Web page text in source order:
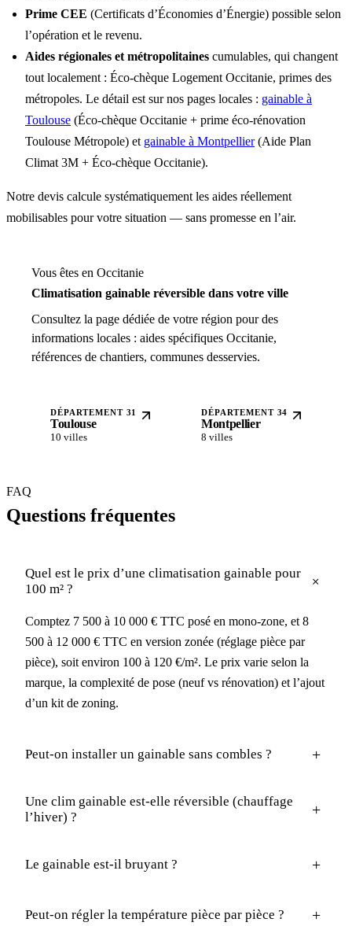
Prime CEE (Certificats d’Économies d’Énergie) possible selon
l’opération et le revenu.
Aides régionales et métropolitaines cumulables, qui changent
tout localement : Éco-chèque Logement Occitanie, primes des
métropoles. Le détail est sur nos pages locales : gainable à
Toulouse (Éco-chèque Occitanie + prime éco-rénovation
Toulouse Métropole) et gainable à Montpellier(Aide Plan
Climat 3M + Éco-chèque Occitanie).
Notre devis calcule systématiquement les aides réellement
mobilisables pour votre situation — sans promesse en l’air.
Vous êtes en Occitanie
Climatisation gainable réversible dans votre ville
Consultez la page dédiée de votre région pour des
informations locales : aides spécifiques Occitanie,
références de chantiers, communes desservies.
DÉPARTEMENT 31
Toulouse
10 villes
DÉPARTEMENT 34
Montpellier
8 villes
FAQ
Questions fréquentes
Quel est le prix d’une climatisation gainable pour
100 m² ?
+
Comptez 7 500 à 10 000 € TTC posé en mono-zone, et 8
500 à 12 000 € TTC en version zonée (réglage pièce par
pièce), soit environ 100 à 120 €/m². Le prix varie selon la
marque, la complexité de pose (neuf vs rénovation) et l’ajout
d’un kit de zoning.
Peut-on installer un gainable sans combles ? +
Une clim gainable est-elle réversible (chauffage
l’hiver) ?
+
Le gainable est-il bruyant ? +
Peut-on régler la température pièce par pièce ? +